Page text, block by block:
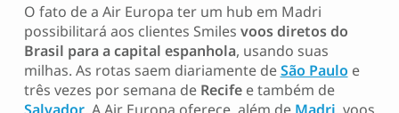
O fato de a Air Europa ter um hub em Madri
possibilitará aos clientes Smiles voos diretos do
Brasil para a capital espanhola, usando suas
milhas. As rotas saem diariamente deSão Paulo e
três vezes por semana de Recifee também de